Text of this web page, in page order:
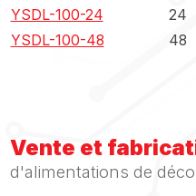
YSDL-100-24
24
YSDL-100-48
48
Vente et
d'alimentations de